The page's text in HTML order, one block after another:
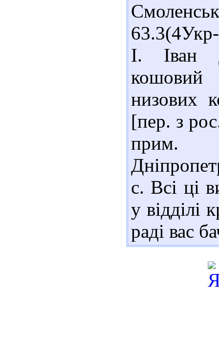
І. Іван
кошовий
низових
[пер. з
прим.
с. Всі ці
у відділі
раді вас